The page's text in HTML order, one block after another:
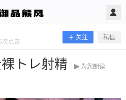
次点击
关注 私信
トレ射精 为您朗读
2022/2/10